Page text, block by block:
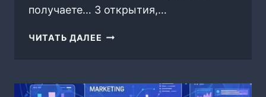
получаете… 3 открытия,…
ЧИТАТЬ ДАЛЕЕ ОБЗОР:
ДЛЯ